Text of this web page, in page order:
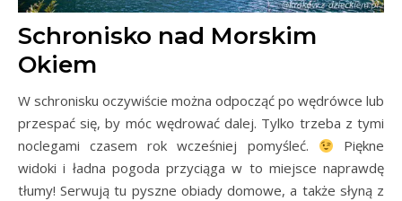
Schronisko nad Morskim
Okiem
W schronisku oczywiście można odpocząć po wędrówce lub
przespać się, by móc wędrować dalej. Tylko trzeba z tymi
noclegami czasem rok wcześniej pomyśleć.
Piękne
widoki i ładna pogoda przyciąga w to miejsce naprawdę
tłumy! Serwują tu pyszne obiady domowe, a także słyną z